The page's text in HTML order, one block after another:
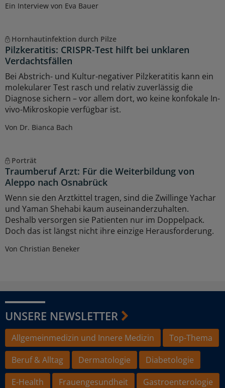
Ein Interview von Eva Bauer
Hornhautinfektion durch Pilze
Pilzkeratitis: CRISPR-Test hilft bei unklaren
Verdachtsfällen
Bei Abstrich- und Kultur-negativer Pilzkeratitis kann ein
molekularer Test rasch und relativ zuverlässig die
Diagnose sichern – vor allem dort, wo keine konfokale In-
vivo-Mikroskopie verfügbar ist.
Von Dr. Bianca Bach
Porträt
Traumberuf Arzt: Für die Weiterbildung von
Aleppo nach Osnabrück
Wenn sie den Arztkittel tragen, sind die Zwillinge Yachar
und Yaman Shehabi kaum auseinanderzuhalten.
Deshalb versorgen sie Patienten nur im Doppelpack.
Doch das ist längst nicht ihre einzige Herausforderung.
Von Christian Beneker
UNSERE NEWSLETTER
Allgemeinmedizin und Innere Medizin
Top-Thema
Beruf & Alltag
Dermatologie
Diabetologie
E-Health
Frauengesundheit
Gastroenterologie